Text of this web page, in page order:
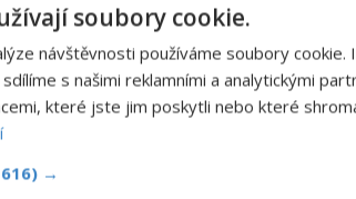
odborníků lidé jedí
Židé, Římané i
staletí předtím.
soubory cookie.
návštěvnosti používáme soubory cookie.
s našimi reklamními a analytickými
které jste jim poskytli nebo které
→